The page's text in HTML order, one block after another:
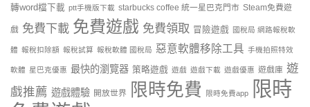
轉word檔下載 ptt手機版下載 starbucks coffee 統一星巴克門市 Steam免費遊
戲 免費下載 免費遊戲 免費領取 冒險遊戲 國稅局 網路報稅軟
體 報稅扣除額 報稅試算 報稅軟體 國稅局 惡意軟體移除工具 手機拍照特效
軟體 星巴克優惠 最快的瀏覽器 策略遊戲 遊戲 遊戲下載 遊戲優惠 遊戲庫 遊
戲推薦 遊戲體驗 開放世界 限時免費 限時免費app
限時